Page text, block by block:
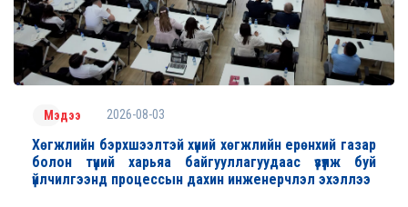
Мэдээ 2026-08-03
Хөгжлийн бэрхшээлтэй хүний хөгжлийн ерөнхий газар
болон түүний харьяа байгууллагуудаас үзүүлж буй
үйлчилгээнд процессын дахин инженерчлэл эхэллээ